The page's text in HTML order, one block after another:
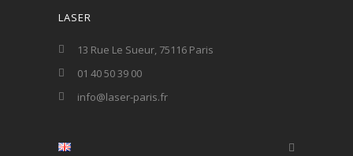
LASER
13 Rue Le Sueur, 75116 Paris
01 40 50 39 00
info@laser-paris.fr